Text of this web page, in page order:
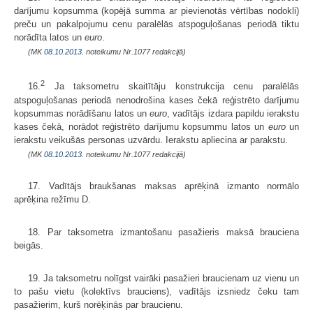
darījumu kopsumma (kopējā summa ar pievienotās vērtības nodokli)
preču un pakalpojumu cenu paralēlās atspoguļošanas periodā tiktu
norādīta latos un euro.
(MK08.10.2013. noteikumu Nr.1077 redakcijā)
16.2
Ja taksometru skaitītāju konstrukcija cenu paralēlās
atspoguļošanas periodā nenodrošina kases čekā reģistrēto darījumu
kopsummas norādīšanu latos un euro , vadītājs izdara papildu ierakstu
kases čekā, norādot reģistrēto darījumu kopsummu latos un euroun
ierakstu veikušās personas uzvārdu. Ierakstu apliecina ar parakstu.
(MK08.10.2013. noteikumu Nr.1077 redakcijā)
17. Vadītājs braukšanas maksas aprēķinā izmanto normālo
aprēķina režīmu D.
18. Par taksometra izmantošanu pasažieris maksā brauciena
beigās.
19. Ja taksometru nolīgst vairāki pasažieri braucienam uz vienu un
to pašu vietu (kolektīvs brauciens), vadītājs izsniedz čeku tam
pasažierim, kurš norēķinās par braucienu.